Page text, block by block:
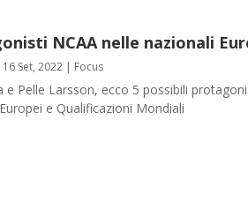
NCAA nelle nazionali
16 Set, 2022| Focus
e Pelle Larsson, ecco 5 possibili
e Qualificazioni Mondiali